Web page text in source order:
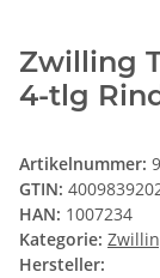
Zwilling
4-tlg
Artikelnummer:
GTIN:
HAN: 1007234
Kategorie:
Hersteller: